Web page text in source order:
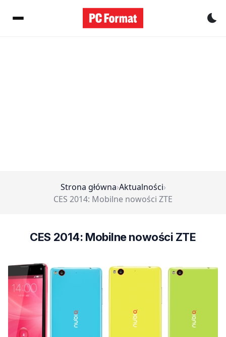
Strona główna›Aktualności›
CES 2014: Mobilne nowości ZTE
CES 2014: Mobilne nowości ZTE